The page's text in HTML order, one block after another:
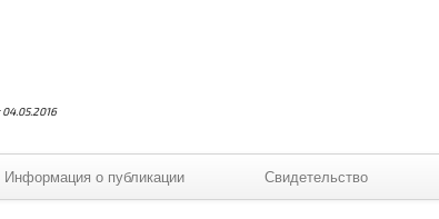
Информация о публикации Свидетельство